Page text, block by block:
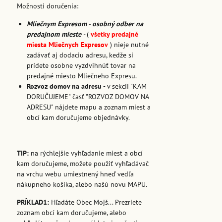
Možnosti doručenia:
Mliečnym Expresom - osobný odber na
predajnom mieste-( všetky predajné
miesta Mliečnych Expresov ) nieje nutné
zadávať aj dodaciu adresu, kedže si
prídete osobne vyzdvihnúť tovar na
predajné miesto Mliečneho Expresu.
Rozvoz domov na adresu -v sekcii "KAM
DORUČUJEME" časť "ROZVOZ DOMOV NA
ADRESU" nájdete mapu a zoznam miest a
obcí kam doručujeme objednávky.
TIP:na rýchlejšie vyhľadanie miest a obcí
kam doručujeme, možete použiť vyhľadávač
na vrchu webu umiestnený hneď vedľa
nákupneho košíka, alebo našú novu MAPU.
PRÍKLAD1:Hľadáte Obec Mojš... Prezriete
zoznam obcí kam doručujeme, alebo